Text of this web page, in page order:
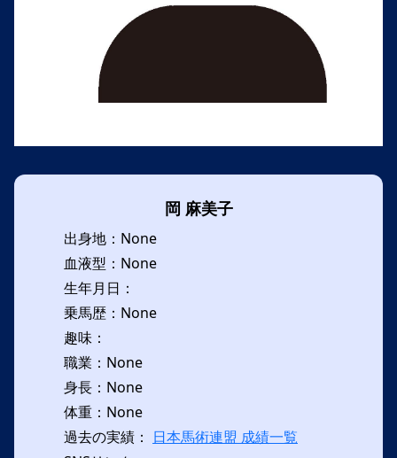
岡 麻美子
出身地：None
血液型：None
生年月日：
乗馬歴：None
趣味：
職業：None
身長：None
体重：None
過去の実績： 日本馬術連盟 成績一覧